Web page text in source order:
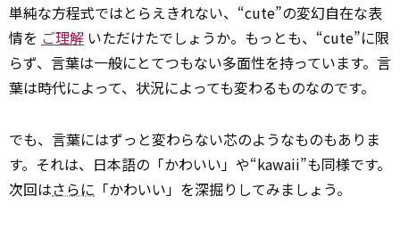
単純な方程式ではとらえきれない、“cute”の変幻自在な表
情を ご理解 いただけたでしょうか。もっとも、“cute”に限
らず、言葉は一般にとてつもない多面性を持っています。言
葉は時代によって、状況によっても変わるものなのです。
でも、言葉にはずっと変わらない芯のようなものもありま
す。それは、日本語の「かわいい」や“kawaii”も同様です。
次回はさらに 「かわいい」を深掘りしてみましょう。